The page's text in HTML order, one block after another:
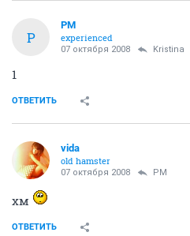
P
PM
experienced
07 октября 2008 Kristina
1
ОТВЕТИТЬ
vida
old hamster
07 октября 2008 PM
хм
ОТВЕТИТЬ